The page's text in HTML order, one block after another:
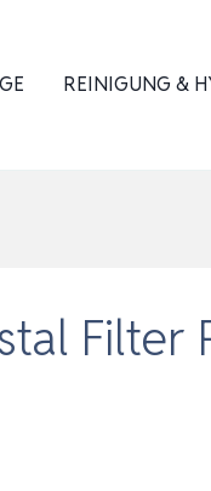
REINIGUNG &
Filter